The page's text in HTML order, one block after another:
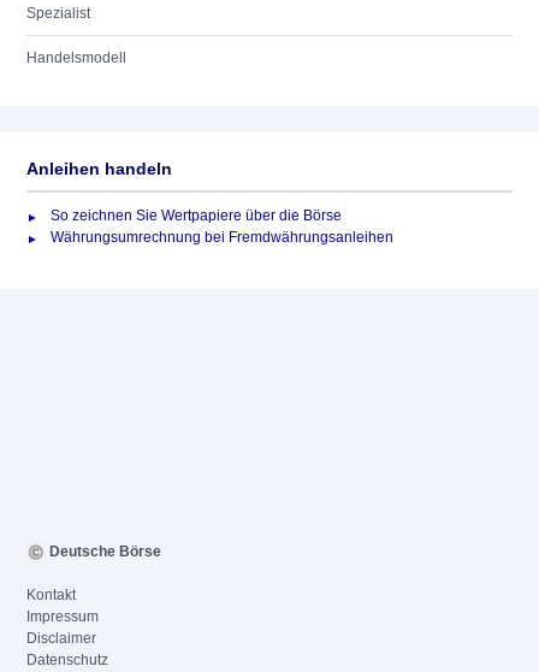
Spezialist
Handelsmodell
Anleihen handeln
So zeichnen Sie Wertpapiere über die Börse
Währungsumrechnung bei Fremdwährungsanleihen
Deutsche Börse
Kontakt
Impressum
Disclaimer
Datenschutz